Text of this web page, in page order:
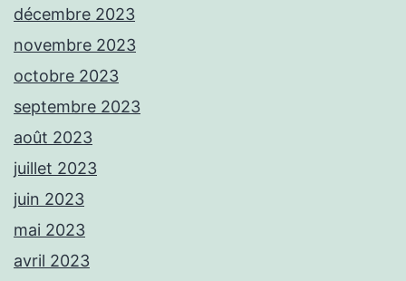
décembre 2023
novembre 2023
octobre 2023
septembre 2023
août 2023
juillet 2023
juin 2023
mai 2023
avril 2023